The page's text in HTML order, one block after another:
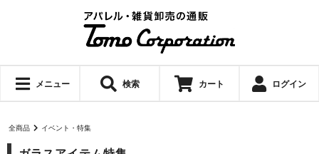
メニュー 検索 カート ログイン
全商品 イベント・特集